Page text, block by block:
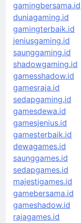
gamingbersama.id
duniagaming.id
gamingterbaik.id
jeniusgaming.id
saunggaming.id
shadowgaming.id
gamesshadow.id
gamesraja.id
sedapgaming.id
gamesdewa.id
gamesjenius.id
gamesterbaik.id
dewagames.id
saunggames.id
sedapgames.id
majestigames.id
gamebersama.id
gameshadow.id
rajagames.id